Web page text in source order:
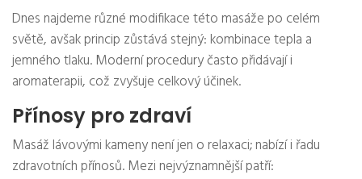
Dnes najdeme různé modifikace této masáže po celém
světě, avšak princip zůstává stejný: kombinace tepla a
jemného tlaku. Moderní procedury často přidávají i
aromaterapii, což zvyšuje celkový účinek.
Přínosy pro zdraví
Masáž lávovými kameny není jen o relaxaci; nabízí i řadu
zdravotních přínosů. Mezi nejvýznamnější patří: